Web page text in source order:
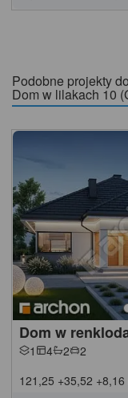
Podobne projekty do
Dom w lilakach 10
Dom w
1 4 2
2
121,25 +35,52 +8,16